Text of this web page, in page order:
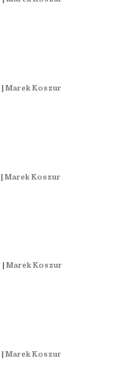
| Marek Koszur
| Marek Koszur
| Marek Koszur
| Marek Koszur